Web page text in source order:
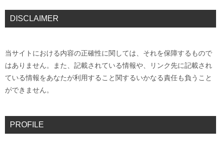
DISCLAIMER
当サイトにおける内容の正確性に関しては、それを保障するもので
はありません。また、記載されている情報や、リンク先に記載され
ている情報をあなたが利用すること関するいかなる責任も負うこと
ができません。
PROFILE